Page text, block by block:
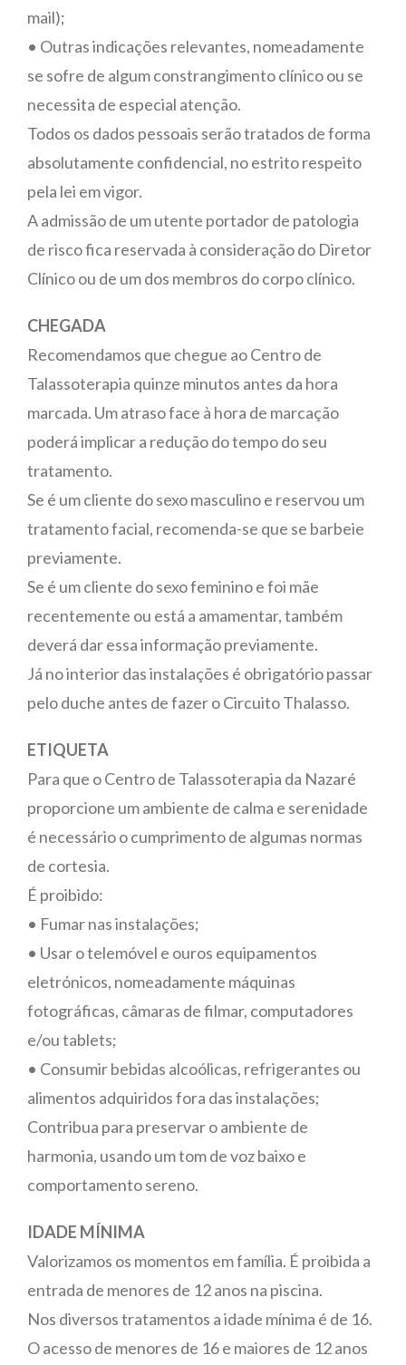
mail);
• Outras indicações relevantes, nomeadamente
se sofre de algum constrangimento clínico ou se
necessita de especial atenção.
Todos os dados pessoais serão tratados de forma
absolutamente confidencial, no estrito respeito
pela lei em vigor.
A admissão de um utente portador de patologia
de risco fica reservada à consideração do Diretor
Clínico ou de um dos membros do corpo clínico.
CHEGADA
Recomendamos que chegue ao Centro de
Talassoterapia quinze minutos antes da hora
marcada. Um atraso face à hora de marcação
poderá implicar a redução do tempo do seu
tratamento.
Se é um cliente do sexo masculino e reservou um
tratamento facial, recomenda-se que se barbeie
previamente.
Se é um cliente do sexo feminino e foi mãe
recentemente ou está a amamentar, também
deverá dar essa informação previamente.
Já no interior das instalações é obrigatório passar
pelo duche antes de fazer o Circuito Thalasso.
ETIQUETA
Para que o Centro de Talassoterapia da Nazaré
proporcione um ambiente de calma e serenidade
é necessário o cumprimento de algumas normas
de cortesia.
É proibido:
• Fumar nas instalações;
• Usar o telemóvel e ouros equipamentos
eletrónicos, nomeadamente máquinas
fotográficas, câmaras de filmar, computadores
e/ou tablets;
• Consumir bebidas alcoólicas, refrigerantes ou
alimentos adquiridos fora das instalações;
Contribua para preservar o ambiente de
harmonia, usando um tom de voz baixo e
comportamento sereno.
IDADE MÍNIMA
Valorizamos os momentos em família. É proibida a
entrada de menores de 12 anos na piscina.
Nos diversos tratamentos a idade mínima é de 16.
O acesso de menores de 16 e maiores de 12 anos